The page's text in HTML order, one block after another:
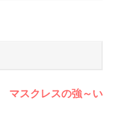
スクレスの強～い